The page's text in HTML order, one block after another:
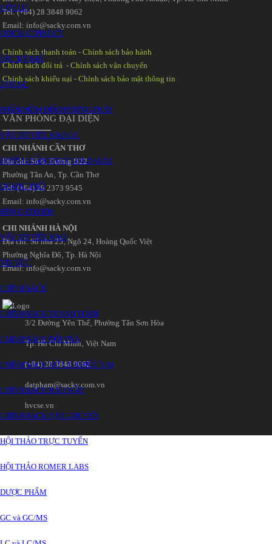
CỘT LC
QUICK CONNECT
SẮC KÝ KHÍ
CỘT GC
PHẦN MỀM ĐỔI PHƯƠNG PHÁP
VẬT TƯ TIÊU HAO GC
HƯỚNG DẪN THAY GOLD SEAL
QUANG PHỔ
ĐÈN CATHODE
VẬT TƯ TIÊU HAO
TIN TỨC
CHÍNH SÁCH
CHÍNH SÁCH THANH TOÁN
CHÍNH SÁCH ĐỔI TRẢ
CHÍNH SÁCH XỬ LÝ KHIẾU NẠI
CHÍNH SÁCH BẢO MẬT
CHÍNH SÁCH VẬN CHUYỂN
HỘI THẢO TRỰC TUYẾN
HỘI THẢO ROMER LABS
DƯỢC PHẨM
GC và GC/MS
Tel: (+84) 28 3848 9062
Email: info@sacky.com.vn
Chính sách thanh toán -Chính sách bảo hành
Chính sách đổi trả -Chính sách vận chuyển
Chính sách khiếu nại -Chính sách bảo mật thông tin
VĂN PHÒNG ĐẠI DIỆN
CHI NHÁNH CẦN THƠ
Địa chỉ: Số 6‚ Đường B22
Phường Tân An‚ Tp. Cần Thơ
Tel: (+84) 29 2373 9545
Email: info@sacky.com.vn
CHI NHÁNH HÀ NỘI
Địa chỉ: Số nhà 25‚ Ngõ 24‚ Hoàng Quốc Việt
Phường Nghĩa Đô‚ Tp. Hà Nội
Email: info@sacky.com.vn
3/2 Đường Yên Thế‚ Phường Tân Sơn Hòa
Tp. Hồ Chí Minh‚ Việt Nam
(+84) 28 3848 9062
datpham@sacky.com.vn
hvcse.vn